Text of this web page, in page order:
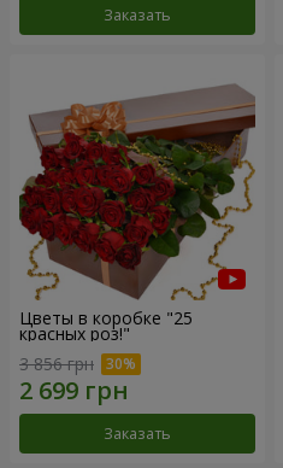
Заказать
Цветы в коробке "25
красных роз!"
3 856 грн
Заказать